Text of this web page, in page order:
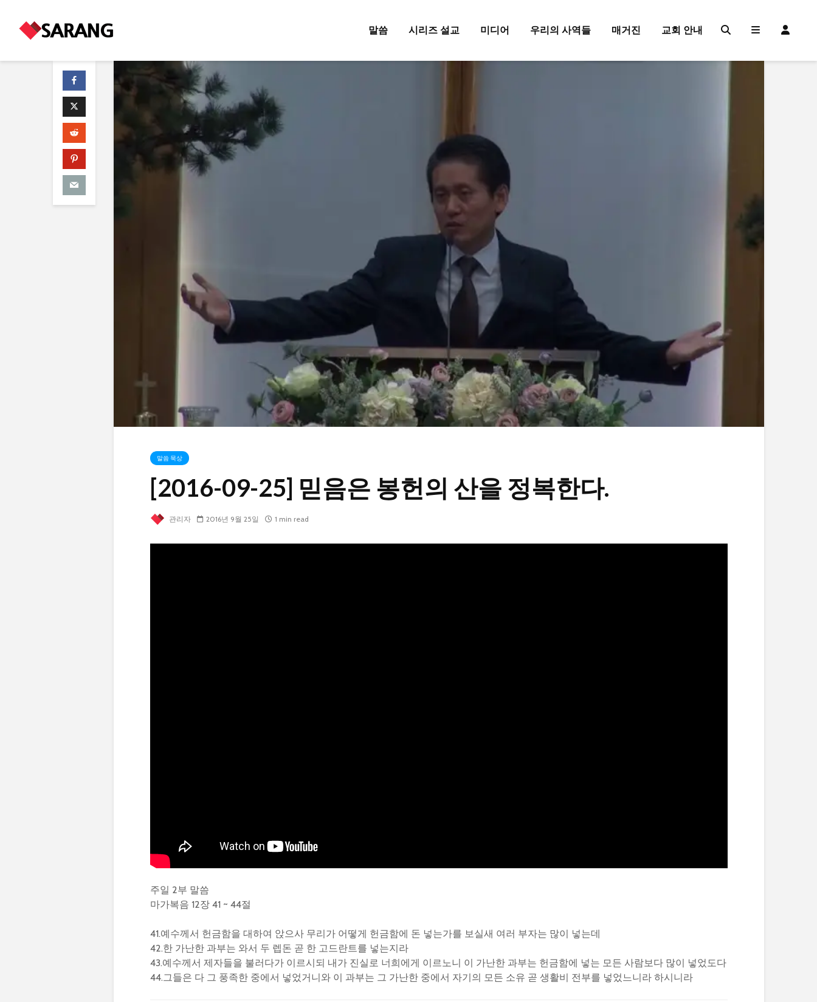
말씀 시리즈 설교 미디어 우리의 사역들 매거진 교회 안내
말씀 묵상
[2016-09-25] 믿음은 봉헌의 산을 정복한다.
관리자 2016년 9월 25일 1 min read
주일 2부 말씀
마가복음 12장 41 ~ 44절
41.예수께서 헌금함을 대하여 앉으사 무리가 어떻게 헌금함에 돈 넣는가를 보실새 여러 부자는 많이 넣는데
42.한 가난한 과부는 와서 두 렙돈 곧 한 고드란트를 넣는지라
43.예수께서 제자들을 불러다가 이르시되 내가 진실로 너희에게 이르노니 이 가난한 과부는 헌금함에 넣는 모든 사람보다 많이 넣었도다
44.그들은 다 그 풍족한 중에서 넣었거니와 이 과부는 그 가난한 중에서 자기의 모든 소유 곧 생활비 전부를 넣었느니라 하시니라